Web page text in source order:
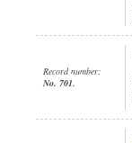
Record number:
No. 701.